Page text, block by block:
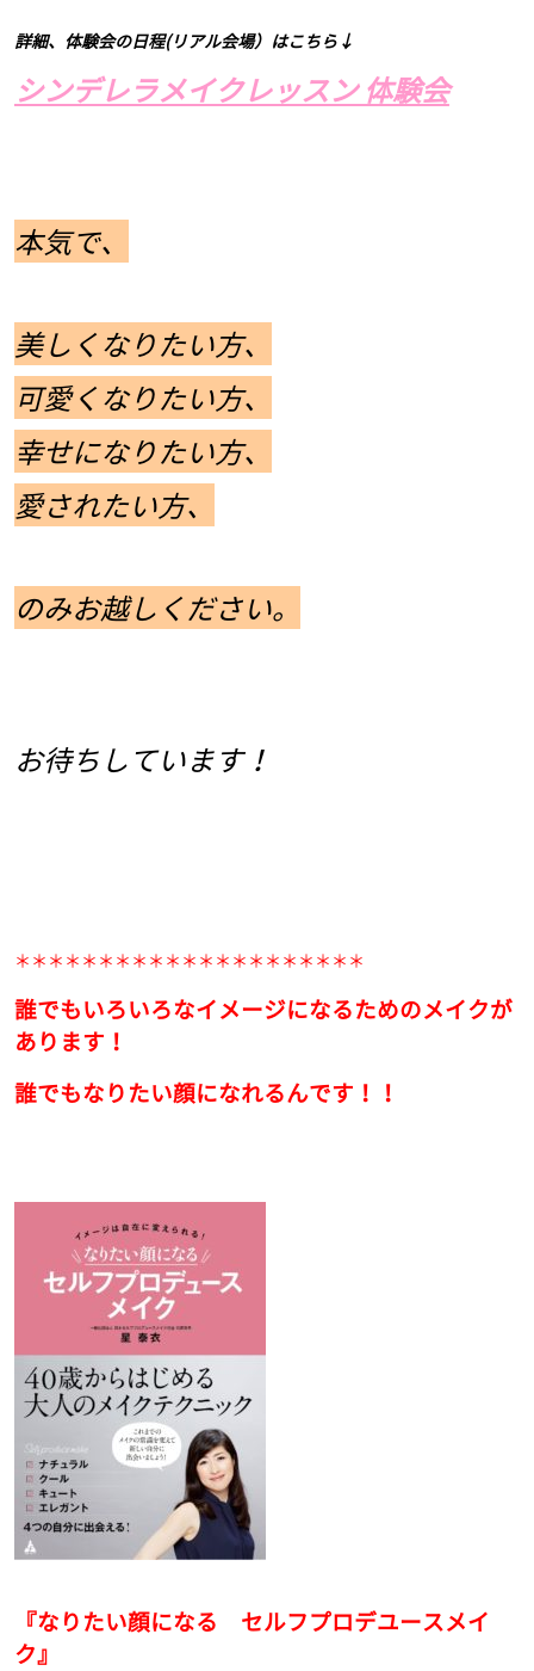
詳細、体験会の日程(リアル会場）はこちら↓
シンデレラメイクレッスン 体験会
本気で、
美しくなりたい方、
可愛くなりたい方、
幸せになりたい方、
愛されたい方、
のみお越しください。
お待ちしています！
＊＊＊＊＊＊＊＊＊＊＊＊＊＊＊＊＊＊＊＊＊
誰でもいろいろなイメージになるためのメイクが
あります！
誰でもなりたい顔になれるんです！！
『なりたい顔になる セルフプロデユースメイ
ク』